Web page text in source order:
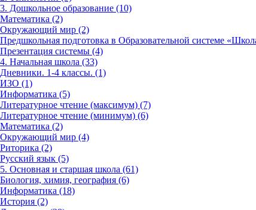
3. Дошкольное образование (10)
Математика (2)
Окружающий мир (2)
Предшкольная подготовка в Образовательной системе
Презентация системы (4)
4. Начальная школа (33)
Дневники. 1-4 классы. (1)
ИЗО (1)
Информатика (5)
Литературное чтение (максимум) (7)
Литературное чтение (минимум) (6)
Математика (2)
Окружающий мир (4)
Риторика (2)
Русский язык (5)
5. Основная и старшая школа (61)
Биология, химия, география (6)
Информатика (18)
История (2)